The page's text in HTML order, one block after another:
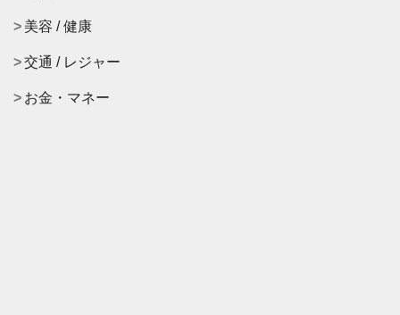
美容 / 健康
交通 / レジャー
お金・マネー